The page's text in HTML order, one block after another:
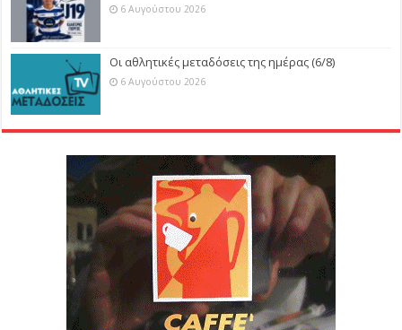
6 Αυγούστου 2026
Οι αθλητικές μεταδόσεις της ημέρας (6/8)
6 Αυγούστου 2026